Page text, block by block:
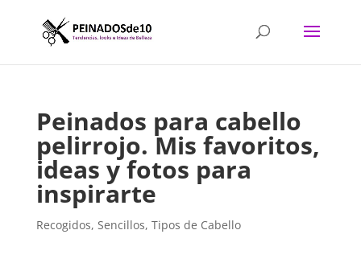
Peinados para cabello
pelirrojo. Mis favoritos,
ideas y fotos para
inspirarte
Recogidos, Sencillos, Tipos de Cabello